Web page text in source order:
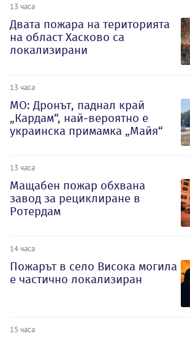
13 часа
Двата пожара на територията
на област Хасково са
локализирани
13 часа
МО: Дронът, паднал край
„Кардам“, най-вероятно е
украинска примамка „Майя“
13 часа
Мащабен пожар обхвана
завод за рециклиране в
Ротердам
14 часа
Пожарът в село Висока могила
е частично локализиран
15 часа